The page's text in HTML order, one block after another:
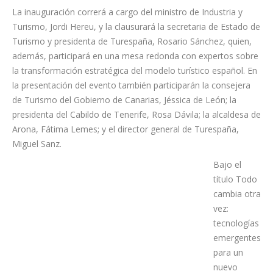
colaboración con Turismo de Tenerife, tendrá lugar en el
Palacio de Congresos La Pirámide de Arona.
La inauguración correrá a cargo del ministro de Industria y
Turismo, Jordi Hereu, y la clausurará la secretaria de Estado de
Turismo y presidenta de Turespaña, Rosario Sánchez, quien,
además, participará en una mesa redonda con expertos sobre
la transformación estratégica del modelo turístico español. En
la presentación del evento también participarán la consejera
de Turismo del Gobierno de Canarias, Jéssica de León; la
presidenta del Cabildo de Tenerife, Rosa Dávila; la alcaldesa de
Arona, Fátima Lemes; y el director general de Turespaña,
Bajo el
título Todo
cambia otra
vez:
tecnologías
emergentes